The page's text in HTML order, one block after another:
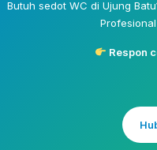
Butuh sedot WC di Ujung
Respon